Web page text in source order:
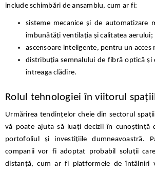
include schimbări de ansamblu, cum ar fi:
sisteme mecanice și de automatizare
îmbunătăți ventilația și calitatea aerului;
ascensoare inteligente, pentru un acces
distribuția semnalului de fibră optică și
întreaga clădire.
Rolul tehnologiei în viitorul
Urmărirea tendințelor cheie din sectorul
vă poate ajuta să luați decizii în cunoștință
portofoliul și investițiile dumneavoastră.
companii vor fi adoptat probabil soluții
distanță, cum ar fi platformele de întâlniri